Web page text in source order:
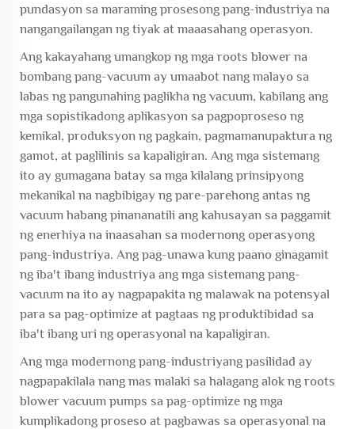
pundasyon sa maraming prosesong pang-industriya na
nangangailangan ng tiyak at maaasahang operasyon.
Ang kakayahang umangkop ng mga roots blower na
bombang pang-vacuum ay umaabot nang malayo sa
labas ng pangunahing paglikha ng vacuum, kabilang ang
mga sopistikadong aplikasyon sa pagpoproseso ng
kemikal, produksyon ng pagkain, pagmamanupaktura ng
gamot, at paglilinis sa kapaligiran. Ang mga sistemang
ito ay gumagana batay sa mga kilalang prinsipyong
mekanikal na nagbibigay ng pare-parehong antas ng
vacuum habang pinananatili ang kahusayan sa paggamit
ng enerhiya na inaasahan sa modernong operasyong
pang-industriya. Ang pag-unawa kung paano ginagamit
ng iba't ibang industriya ang mga sistemang pang-
vacuum na ito ay nagpapakita ng malawak na potensyal
para sa pag-optimize at pagtaas ng produktibidad sa
iba't ibang uri ng operasyonal na kapaligiran.
Ang mga modernong pang-industriyang pasilidad ay
nagpapakilala nang mas malaki sa halagang alok ng roots
blower vacuum pumps sa pag-optimize ng mga
kumplikadong proseso at pagbawas sa operasyonal na